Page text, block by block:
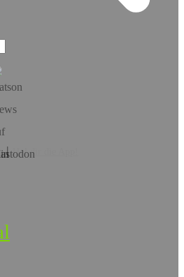
Hol dir die App!